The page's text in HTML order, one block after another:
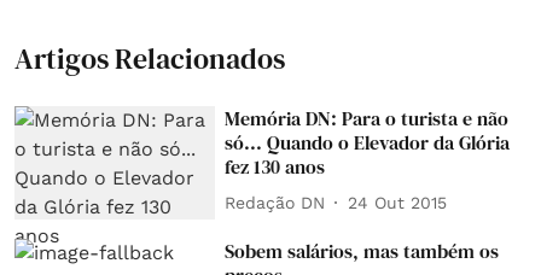
Artigos Relacionados
Memória DN: Para o turista e não
só... Quando o Elevador da Glória
fez 130 anos
Redação DN 24 Out 2015
Sobem salários, mas também os